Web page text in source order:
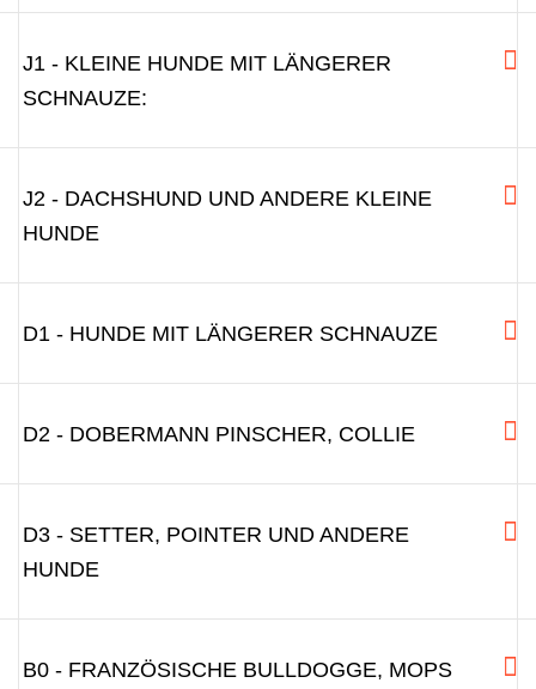
J1 - KLEINE HUNDE MIT LÄNGERER
SCHNAUZE:
J2 - DACHSHUND UND ANDERE KLEINE
HUNDE
D1 - HUNDE MIT LÄNGERER SCHNAUZE
D2 - DOBERMANN PINSCHER, COLLIE
D3 - SETTER, POINTER UND ANDERE
HUNDE
B0 - FRANZÖSISCHE BULLDOGGE, MOPS